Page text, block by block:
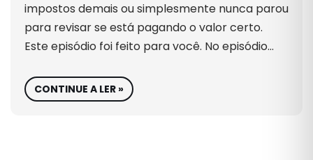
impostos demais ou simplesmente nunca parou
para revisar se está pagando o valor certo.
Este episódio foi feito para você. No episódio…
CONTINUE A LER »